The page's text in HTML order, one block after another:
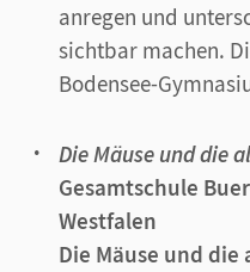
anregen und
sichtbar machen.
Bodensee-
Die Mäuse und die
Gesamtschule
Westfalen
Die Mäuse und die